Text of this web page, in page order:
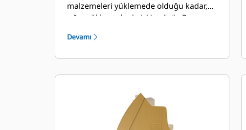
malzemeleri yüklemede olduğu kadar,
yığın yüklemede de iyi iş görür. Bu
aşınma koşulları için tasarlanmıştır. Geri
dolum faktörü, belirtilen kapasitenin
Devamı